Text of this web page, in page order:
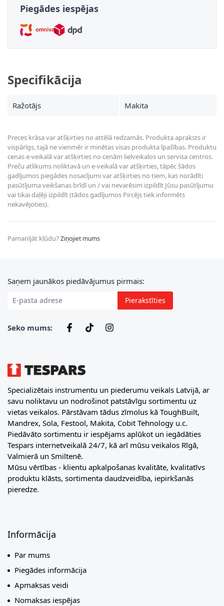
Piegādes iespējas
Specifikācija
Ražotājs Makita
Preces krāsa var atšķirties no attēlā redzamās. Produkta apraksts ir
vispārīgs, tajā ne vienmēr ir minētas visas produkta īpašības. Produktu
cenas e-veikalā var atšķirties no cenām lielveikalos un servisa centros.
Preču atlikums noliktavā un e-veikalā var atšķirties, tāpēc šādos
gadījumos piegādes nosacījumi var atšķirties no tiem, kas norādīti
pasūtījuma veikšanas brīdī un / vai nevarēsim izpildīt Jūsu pasūtījumu
vai tikai daļēji izpildīt (tādos gadījumos Pircējs tiek informēts
nekavējoties).
Pamanījāt kļūdu?Ziņojiet mums
E-pasta adrese
Saņem jaunākos piedāvājumus pirmais:
Pierakstīties
Seko mums:
Specializētais instrumentu un piederumu veikals Latvijā, ar
savu noliktavu un nodrošinot patstāvīgu sortimentu uz
vietas veikalos. Pārstāvam tādus zīmolus kā ToughBuilt,
Mandrex, Sola, Festool, Makita, Cobit Tehnology u.c.
Piedāvāto sortimentu ir iespējams aplūkot un iegādāties
Tespars internetveikalā 24/7, kā arī mūsu veikalos Rīgā,
Valmierā un Smiltenē.
Mūsu vērtības - klientu apkalpošanas kvalitāte, kvalitatīvs
produktu klāsts, sortimenta daudzveidība, iepirkšanās
pieredze.
Informācija
Par mums
Piegādes informācija
Apmaksas veidi
Nomaksas iespējas